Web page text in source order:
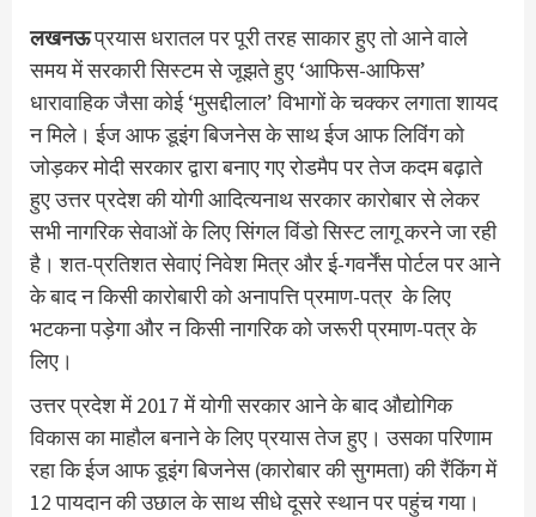
लखनऊप्रयास धरातल पर पूरी तरह साकार हुए तो आने वाले
समय में सरकारी सिस्टम से जूझते हुए ‘आफिस-आफिस’
धारावाहिक जैसा कोई ‘मुसद्दीलाल’ विभागों के चक्कर लगाता शायद
न मिले। ईज आफ डूइंग बिजनेस के साथ ईज आफ लिविंग को
जोड़कर मोदी सरकार द्वारा बनाए गए रोडमैप पर तेज कदम बढ़ाते
हुए उत्तर प्रदेश की योगी आदित्यनाथ सरकार कारोबार से लेकर
सभी नागरिक सेवाओं के लिए सिंगल विंडो सिस्ट लागू करने जा रही
है। शत-प्रतिशत सेवाएं निवेश मित्र और ई-गवर्नेंस पोर्टल पर आने
के बाद न किसी कारोबारी को अनापत्ति प्रमाण-पत्र के लिए
भटकना पड़ेगा और न किसी नागरिक को जरूरी प्रमाण-पत्र के
लिए।
उत्तर प्रदेश में 2017 में योगी सरकार आने के बाद औद्योगिक
विकास का माहौल बनाने के लिए प्रयास तेज हुए। उसका परिणाम
रहा कि ईज आफ डूइंग बिजनेस (कारोबार की सुगमता) की रैंकिंग में
12 पायदान की उछाल के साथ सीधे दूसरे स्थान पर पहुंच गया।